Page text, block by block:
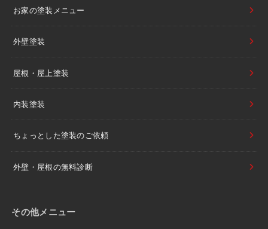
お家の塗装メニュー
外壁塗装
屋根・屋上塗装
内装塗装
ちょっとした塗装のご依頼
外壁・屋根の無料診断
その他メニュー